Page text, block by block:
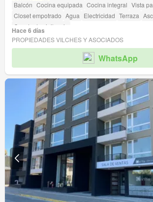
Balcón Cocina equipada Cocina integral Vista
Closet empotrado Agua Electricidad Terraza
Caseta de vigilancia
Hace 6 días
PROPIEDADES VILCHES Y ASOCIADOS
WhatsApp